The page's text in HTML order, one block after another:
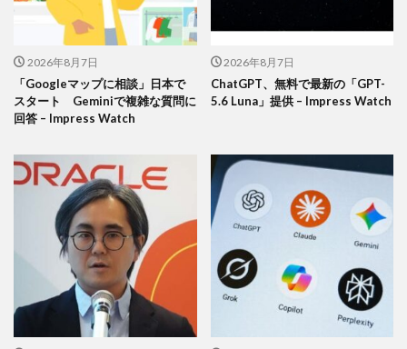
2026年8月7日
「Googleマップに相談」日本で
スタート Geminiで複雑な質問に
回答 – Impress Watch
2026年8月7日
ChatGPT、無料で最新の「GPT-
5.6 Luna」提供 – Impress Watch